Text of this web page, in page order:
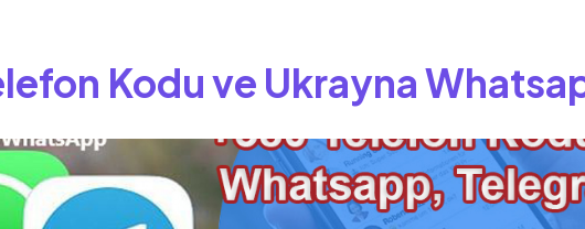
Kodu ve Ukrayna